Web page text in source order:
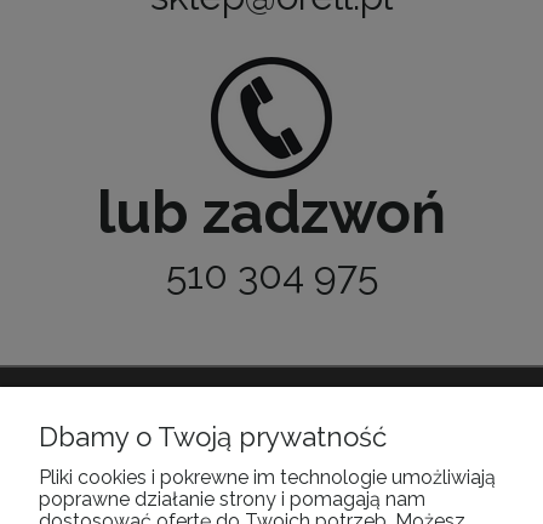
lub zadzwoń
510 304 975
POMOC
MOJE KONTO
Dbamy o Twoją prywatność
Pliki cookies i pokrewne im technologie umożliwiają
poprawne działanie strony i pomagają nam